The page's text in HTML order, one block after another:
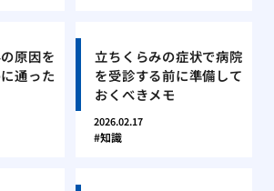
原因を
通った
立ちくらみの症状で病院
を受診する前に準備して
おくべきメモ
2026.02.17
知識